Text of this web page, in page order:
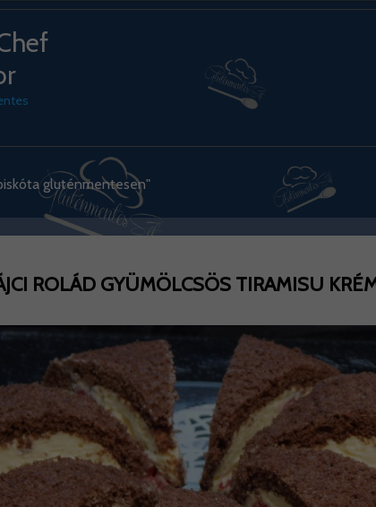
gluténmentesen"
ROLÁD GYÜMÖLCSÖS TIRAMISU